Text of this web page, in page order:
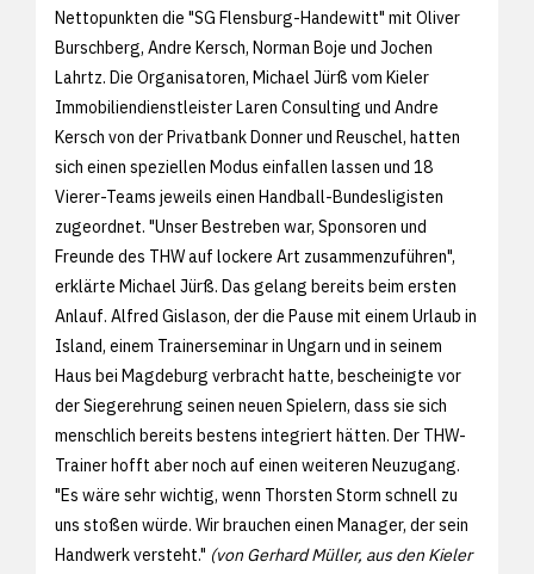
Nettopunkten die "SG Flensburg-Handewitt" mit Oliver
Burschberg, Andre Kersch, Norman Boje und Jochen
Lahrtz. Die Organisatoren, Michael Jürß vom Kieler
Immobiliendienstleister Laren Consulting und Andre
Kersch von der Privatbank Donner und Reuschel, hatten
sich einen speziellen Modus einfallen lassen und 18
Vierer-Teams jeweils einen Handball-Bundesligisten
zugeordnet. "Unser Bestreben war, Sponsoren und
Freunde des THW auf lockere Art zusammenzuführen",
erklärte Michael Jürß. Das gelang bereits beim ersten
Anlauf. Alfred Gislason, der die Pause mit einem Urlaub in
Island, einem Trainerseminar in Ungarn und in seinem
Haus bei Magdeburg verbracht hatte, bescheinigte vor
der Siegerehrung seinen neuen Spielern, dass sie sich
menschlich bereits bestens integriert hätten. Der THW-
Trainer hofft aber noch auf einen weiteren Neuzugang.
"Es wäre sehr wichtig, wenn Thorsten Storm schnell zu
uns stoßen würde. Wir brauchen einen Manager, der sein
Handwerk versteht." (von Gerhard Müller, aus den Kieler